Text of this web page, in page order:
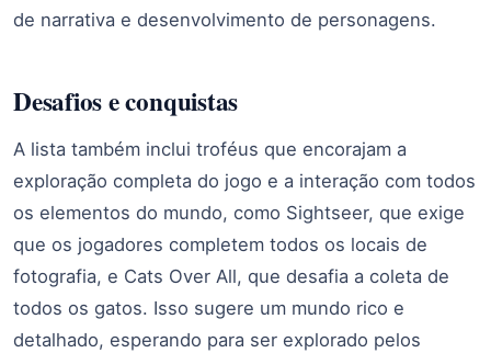
de narrativa e desenvolvimento de personagens.
Desafios e conquistas
A lista também inclui troféus que encorajam a
exploração completa do jogo e a interação com todos
os elementos do mundo, como Sightseer, que exige
que os jogadores completem todos os locais de
fotografia, e Cats Over All, que desafia a coleta de
todos os gatos. Isso sugere um mundo rico e
detalhado, esperando para ser explorado pelos